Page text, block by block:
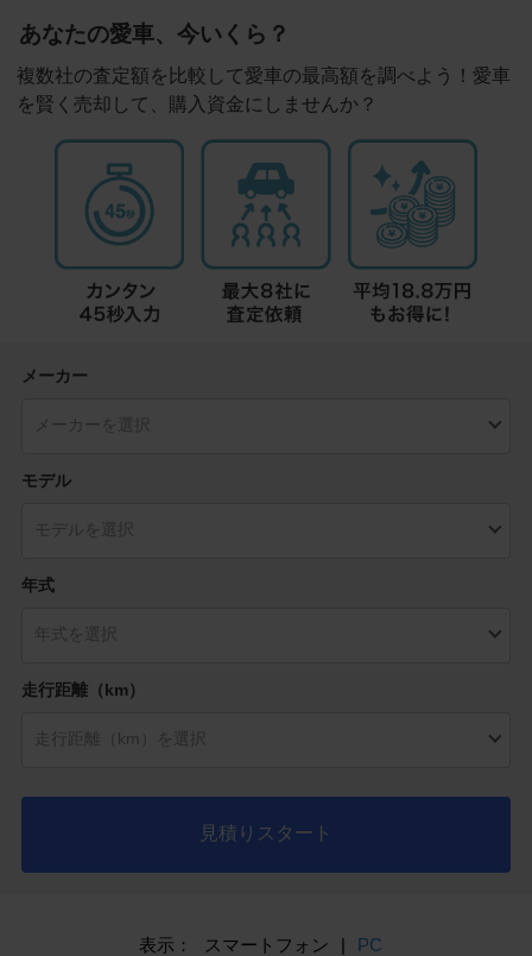
あなたの愛車、今いくら？
複数社の査定額を比較して愛車の最高額を調べよう！愛車
を賢く売却して、購入資金にしませんか？
メーカー
モデル
年式
走行距離（km）
見積りスタート
表示： スマートフォン | PC